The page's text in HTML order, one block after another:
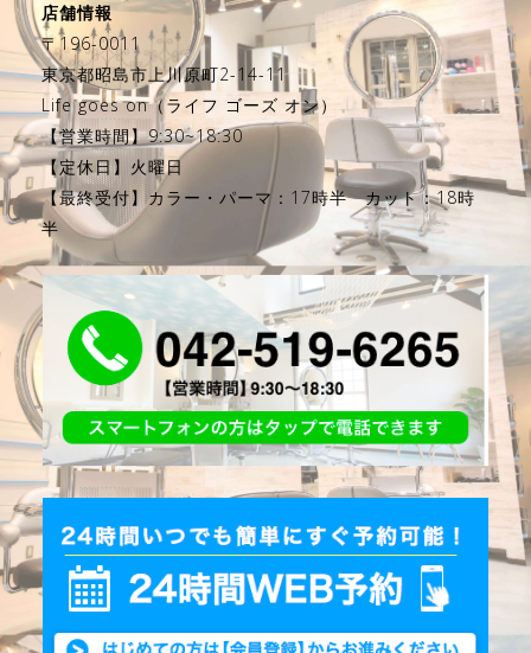
店舗情報
〒196-0011
東京都昭島市上川原町2-14-11
Life goes on（ライフ ゴーズ オン）
【営業時間】9:30~18:30
【定休日】火曜日
【最終受付】カラー・パーマ：17時半 カット：18時
半